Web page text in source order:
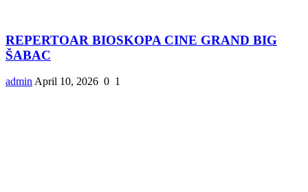
REPERTOAR BIOSKOPA CINE GRAND BIG
ŠABAC
admin April 10, 2026 0 1